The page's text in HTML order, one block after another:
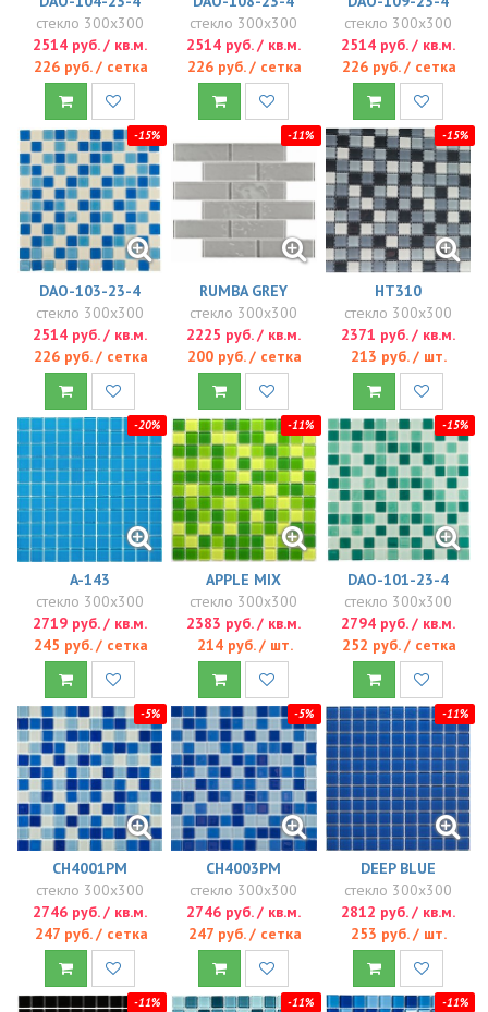
стекло 300x300
2514 руб. / кв.м.
226 руб. / сетка
стекло 300x300
2514 руб. / кв.м.
226 руб. / сетка
стекло 300x300
2514 руб. / кв.м.
226 руб. / сетка
-15%
DAO-103-23-4
стекло 300x300
2514 руб. / кв.м.
226 руб. / сетка
-11%
RUMBA GREY
стекло 300x300
2225 руб. / кв.м.
200 руб. / сетка
-15%
HT310
стекло 300x300
2371 руб. / кв.м.
213 руб. / шт.
-20%
A-143
стекло 300x300
2719 руб. / кв.м.
245 руб. / сетка
-11%
APPLE MIX
стекло 300x300
2383 руб. / кв.м.
214 руб. / шт.
-15%
DAO-101-23-4
стекло 300x300
2794 руб. / кв.м.
252 руб. / сетка
-5%
CH4001PM
стекло 300x300
2746 руб. / кв.м.
247 руб. / сетка
-5%
CH4003PM
стекло 300x300
2746 руб. / кв.м.
247 руб. / сетка
-11%
DEEP BLUE
стекло 300x300
2812 руб. / кв.м.
253 руб. / шт.
-11% -11% -11%